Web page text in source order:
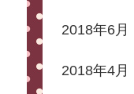
2018年6月
2018年4月